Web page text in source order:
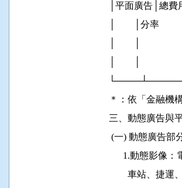
│平面廣告│總
│        │分率
│        │
│        │
＊：依「金融
三、動態廣告
(一) 動態廣告部
1.動態
車站